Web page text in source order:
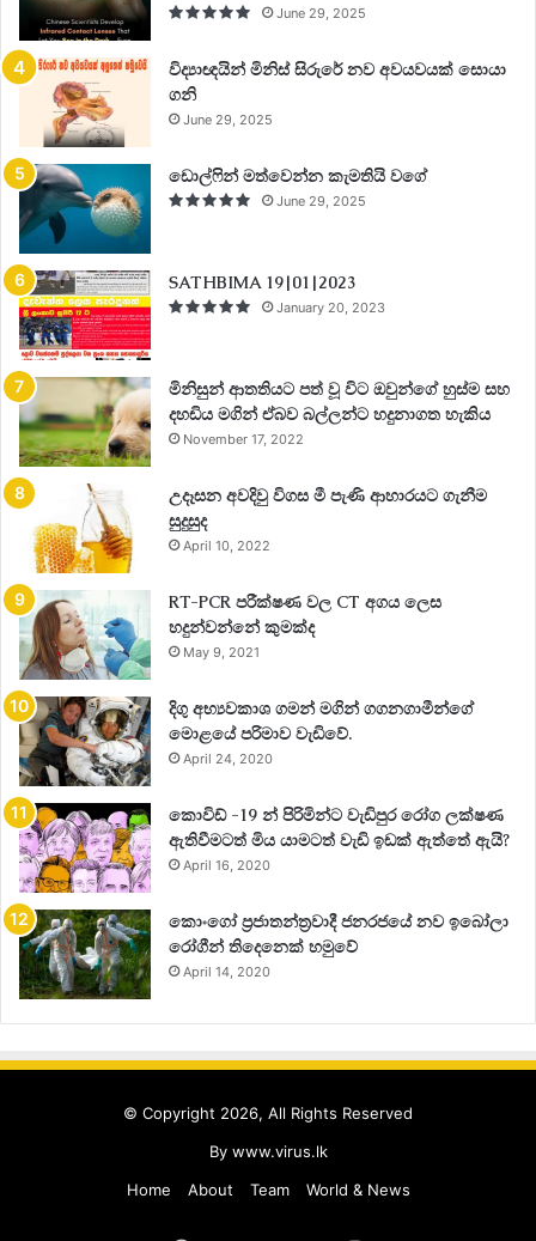
June 29, 2025
විද්‍යාඥයින් මිනිස් සිරුරේ නව අවයවයක් සොයා
ගනි
June 29, 2025
ඩොල්ෆින් මත්වෙන්න කැමතියි වගේ
June 29, 2025
SATHBIMA 19|01|2023
January 20, 2023
මිනිසුන් ආතතියට පත් වූ විට ඔවුන්ගේ හුස්ම සහ
දහඩිය මගින් ඒබව බල්ලන්ට හදුනාගත හැකිය
November 17, 2022
උදෑසන අවදිවු විගස මී පැණි ආහාරයට ගැනීම
සුදුසුද
April 10, 2022
RT-PCR පරීක්ෂණ වල CT අගය ලෙස
හදුන්වන්නේ කුමක්ද
May 9, 2021
දිගු අභ්‍යවකාශ ගමන් මගින් ගගනගාමීන්ගේ
මොළයේ පරිමාව වැඩිවේ.
April 24, 2020
කොවිඩ් -19 න් පිරිමින්ට වැඩිපුර රෝග ලක්ෂණ
ඇතිවීමටත් මිය යාමටත් වැඩි ඉඩක් ඇත්තේ ඇයි?
April 16, 2020
කොංගෝ ප්‍රජාතන්ත්‍රවාදී ජනරජයේ නව ඉබෝලා
රෝගීන් තිදෙනෙක් හමුවේ
April 14, 2020
© Copyright 2026, All Rights Reserved
By www.virus.lk
Home
About Team World & News